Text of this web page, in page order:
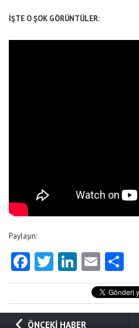
İŞTE O ŞOK GÖRÜNTÜLER:
Paylaşın:
Facebook
Twitter
LinkedIn
Email
ÖNCEKİ HABER